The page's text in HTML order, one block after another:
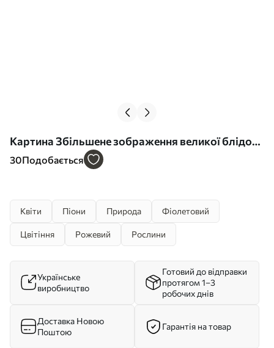
Картина Збільшене зображення великої блідо-
рожевої квітки півонії з ніжними пелюстками та
30Подобається
Квіти Піони Природа Фіолетовий
Цвітіння Рожевий Рослини
Українське
виробництво
Готовий до відправки
протягом 1–3
робочих днів
Доставка Новою
Поштою
Гарантія на товар